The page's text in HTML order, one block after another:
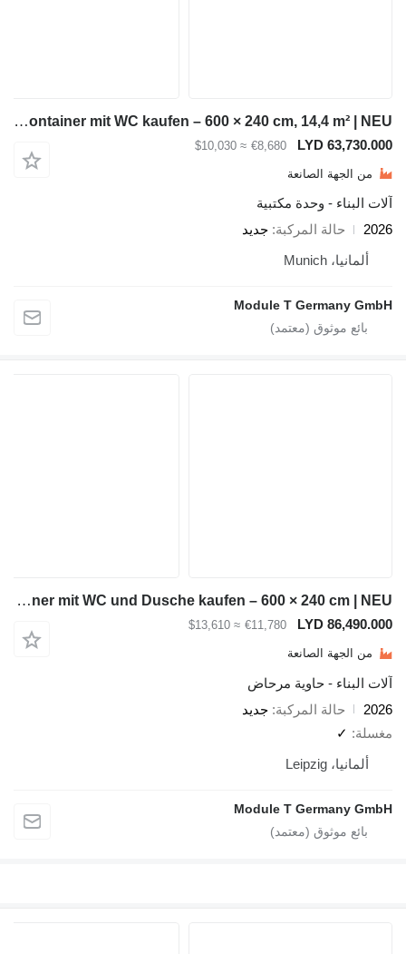
Module-T Bürocontainer mit WC kaufen – 600 × 240 cm, 14,4 m² | NEU
LYD
€8,680
≈ $10,030
الصانعة
- وحدة مكتبية
المركبة
جديد
Module T
Module-T Sanitärcontainer mit WC und Dusche kaufen – 600 × 240 cm | NEU
LYD
€11,780
≈ $13,610
الصانعة
- حاوية مرحاض
المركبة
جديد
Module T